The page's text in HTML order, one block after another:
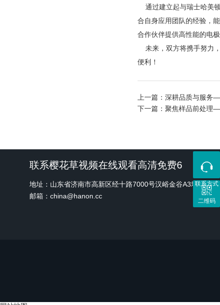
通过建立起与瑞士哈美顿
合自身应用团队的经验
合作伙伴提供高性能的电极感
未来，双方将携手努力
便利！
上一篇： 深耕品质与服务
下一篇： 聚焦样品前处理
联系樱花草视频在线观看高清免费6
地址：山东省济南市高新区经十路7000号汉峪金谷A3地块1号
邮箱：china@hanon.cc
联系方式
二维码